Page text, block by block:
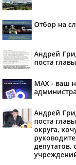
Отбор на
Андрей
поста
MAX - ваш
Андрей
поста
округа,
депутатов,